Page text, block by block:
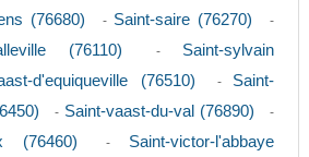
(76680) - Saint-saire (76270) -
(76110) - Saint-sylvain
d'equiqueville (76510) - Saint-
- Saint-vaast-du-val (76890) -
(76460) - Saint-victor-l'abbaye